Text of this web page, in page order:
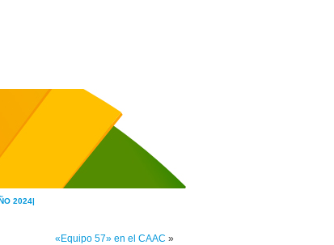
2024|
«Equipo 57» en el CAAC »